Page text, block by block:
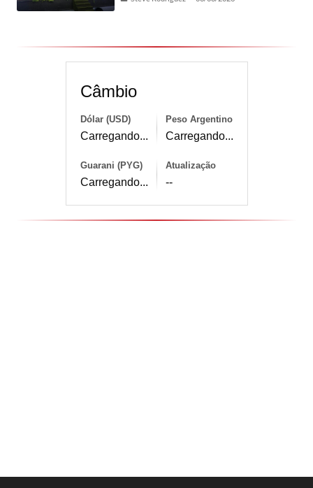
Câmbio
Dólar (USD)
Carregando...
Peso Argentino
Carregando...
Guarani (PYG)
Carregando...
Atualização
--